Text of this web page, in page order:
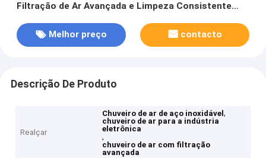
Filtração de Ar Avançada e Limpeza Consistente
Melhor preço
contacto
Descrição De Produto
Realçar
Chuveiro de ar de aço inoxidável,
chuveiro de ar para a indústria
eletrônica
,
chuveiro de ar com filtração
avançada